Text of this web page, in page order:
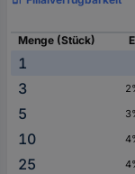
Menge (Stück)
1
3
5
10
25